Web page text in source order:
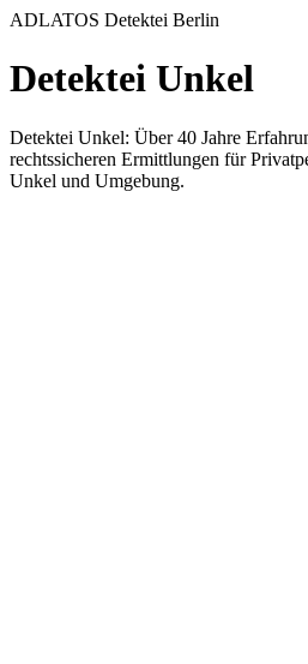
ADLATOS Detektei Berlin
Detektei Unkel
Detektei Unkel: Über 40 Jahre
rechtssicheren Ermittlungen für
Unkel und Umgebung.